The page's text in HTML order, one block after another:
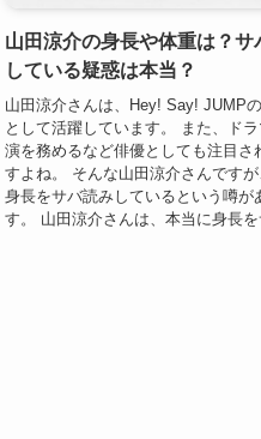
山田涼介の身長や体重は？サ
している疑惑は本当？
山田涼介さんは、Hey! Say! JUMP
として活躍しています。 また、ド
演を務めるなど俳優としても注目さ
すよね。 そんな山田涼介さんですが
身長をサバ読みしているという噂が
す。 山田涼介さんは、本当に身長を